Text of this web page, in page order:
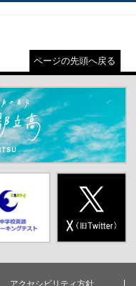
ページの先頭へ戻る
きます）
キングテ
（別ウイ
ウが開き
（別ウインド
ウが開きま
す）
アクセシビリティ方針